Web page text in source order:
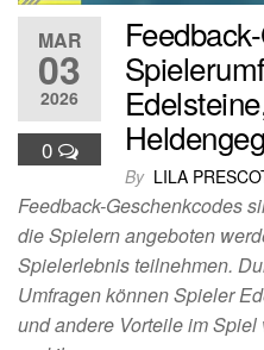
MAR
03
2026
0
By LILA
Feedback-Geschenkcodes
die Spielern angeboten
Spielerlebnis teilnehmen.
Umfragen können Spieler
und andere Vorteile im